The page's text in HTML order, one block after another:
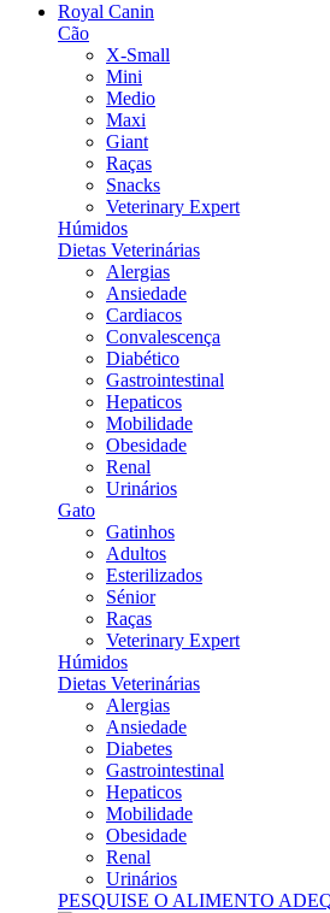
Royal Canin
Cão
X-Small
Mini
Medio
Maxi
Giant
Raças
Snacks
Veterinary Expert
Húmidos
Dietas Veterinárias
Alergias
Ansiedade
Cardiacos
Convalescença
Diabético
Gastrointestinal
Hepaticos
Mobilidade
Obesidade
Renal
Urinários
Gato
Gatinhos
Adultos
Esterilizados
Sénior
Raças
Veterinary Expert
Húmidos
Dietas Veterinárias
Alergias
Ansiedade
Diabetes
Gastrointestinal
Hepaticos
Mobilidade
Obesidade
Renal
Urinários
PESQUISE O ALIMENTO